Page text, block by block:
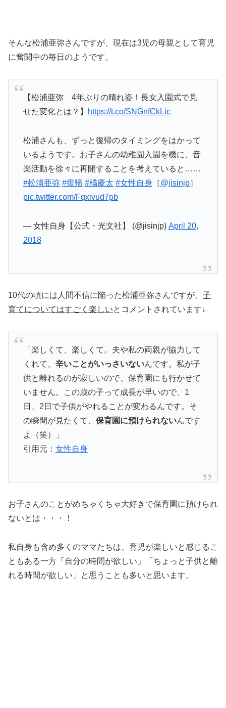
そんな松浦亜弥さんですが、現在は3児の母親として育児
に奮闘中の毎日のようです。
【松浦亜弥 4年ぶりの晴れ姿！長女入園式で見
せた変化とは？】
https://t.co/SNGnfCkLic
松浦さんも、ずっと復帰のタイミングをはかって
いるようです。お子さんの幼稚園入園を機に、音
楽活動を徐々に再開することを考えていると……
#松浦亜弥 #復帰 #橘慶太 #女性自身 ［@jisinjp］
pic.twitter.com/Fqxivud7pb
— 女性自身【公式・光文社】 (@jisinjp) April 20,
2018
10代の頃には人間不信に陥った松浦亜弥さんですが、 子
育てについてはすごく楽しいとコメントされています↓
「楽しくて、楽しくて。夫や私の両親が協力して
くれて、 辛いことがいっさいないんです。私が子
供と離れるのが寂しいので、保育園にも行かせて
いません。この歳の子って成長が早いので、1
日、2日で子供がやれることが変わるんです。そ
の瞬間が見たくて、 保育園に預けられないんです
よ（笑）」
引用元： 女性自身
お子さんのことがめちゃくちゃ大好きで保育園に預けられ
ないとは・・・！
私自身も含め多くのママたちは、育児が楽しいと感じるこ
ともある一方「自分の時間が欲しい」「ちょっと子供と離
れる時間が欲しい」と思うことも多いと思います。